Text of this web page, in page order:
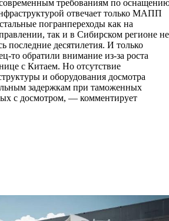
требованиям по
отвечает только МАПП
погранпереходы как на
так и в Сибирском регионе не
последние десятилетия. И только
то обратили внимание из-за роста
с Китаем. Но отсутствие
и оборудования досмотра
задержкам при таможенных
с досмотром, — комментирует